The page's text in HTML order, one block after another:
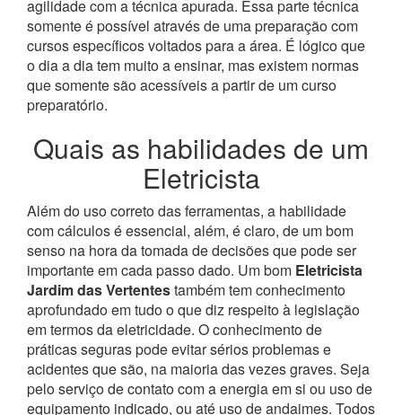
agilidade com a técnica apurada. Essa parte técnica
somente é possível através de uma preparação com
cursos específicos voltados para a área. É lógico que
o dia a dia tem muito a ensinar, mas existem normas
que somente são acessíveis a partir de um curso
preparatório.
Quais as habilidades de um
Eletricista
Além do uso correto das ferramentas, a habilidade
com cálculos é essencial, além, é claro, de um bom
senso na hora da tomada de decisões que pode ser
importante em cada passo dado. Um bom Eletricista
Jardim das Vertentestambém tem conhecimento
aprofundado em tudo o que diz respeito à legislação
em termos da eletricidade. O conhecimento de
práticas seguras pode evitar sérios problemas e
acidentes que são, na maioria das vezes graves. Seja
pelo serviço de contato com a energia em si ou uso de
equipamento indicado, ou até uso de andaimes. Todos